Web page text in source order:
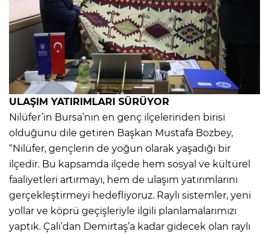
ULAŞIM YATIRIMLARI SÜRÜYOR
Nilüfer’in Bursa’nın en genç ilçelerinden birisi
olduğunu dile getiren Başkan Mustafa Bozbey,
“Nilüfer, gençlerin de yoğun olarak yaşadığı bir
ilçedir. Bu kapsamda ilçede hem sosyal ve kültürel
faaliyetleri artırmayı, hem de ulaşım yatırımlarını
gerçekleştirmeyi hedefliyoruz. Raylı sistemler, yeni
yollar ve köprü geçişleriyle ilgili planlamalarımızı
yaptık. Çalı’dan Demirtaş’a kadar gidecek olan raylı